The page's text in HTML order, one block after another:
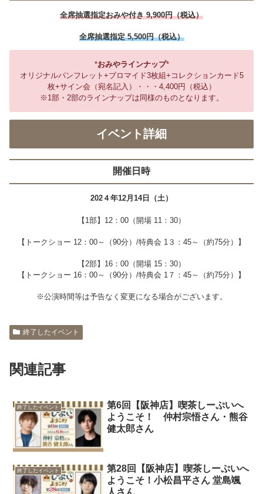
全席抽選指定おみや付き 9,900円（税込）
全席抽選指定 5,500円（税込）
*おみやラインナップ*
オリジナルパンフレット+ブロマイド3枚組+コレクションカード5
枚+サイン会（宛名記入）・・・4,400円（税込）
※1部・2部のラインナップは同様のものとなります。
イベント詳細
開催日時
202４年12月14日（土）
【1部】12：00（開場 11：30）
【トークショー 12：00～（90分）/特典会 1３：45～（約75分）】
【2部】16：00（開場 15：30）
【トークショー 16：00～（90分）/特典会 1７：45～（約75分）】
※公演時間等は予告なく変更になる場合がございます。
終了したイベント
関連記事
終了したイベント
第6回【阪神店】喫茶しーぷいへ
ようこそ！ 仲村宗悟さん・熊谷
健太郎さん
終了したイベント
第28回【阪神店】喫茶しーぷいへ
ようこそ！小松昌平さん 堂島颯
人さん